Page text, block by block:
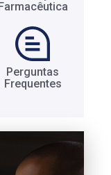
Perguntas
Frequentes​